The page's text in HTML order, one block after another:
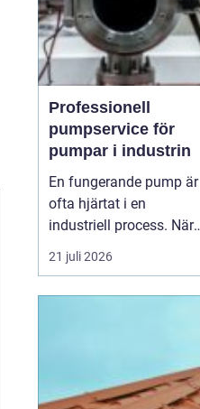
Professionell
pumpservice för
pumpar i industrin
En fungerande pump är
ofta hjärtat i en
industriell process. När
pumpen stannar, stannar
produktionen. Därför
21 juli 2026